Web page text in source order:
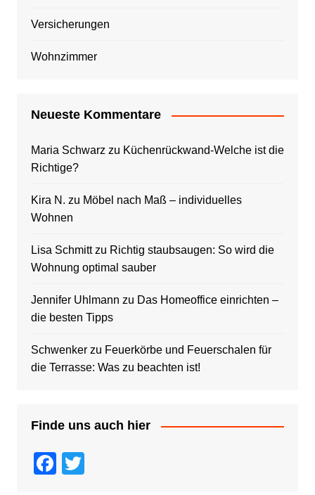
Versicherungen
Wohnzimmer
Neueste Kommentare
Maria Schwarz zu Küchenrückwand-Welche ist die
Richtige?
Kira N. zu Möbel nach Maß – individuelles
Wohnen
Lisa Schmittzu Richtig staubsaugen: So wird die
Wohnung optimal sauber
Jennifer Uhlmann zu Das Homeoffice einrichten –
die besten Tipps
Schwenkerzu Feuerkörbe und Feuerschalen für
die Terrasse: Was zu beachten ist!
Finde uns auch hier
F